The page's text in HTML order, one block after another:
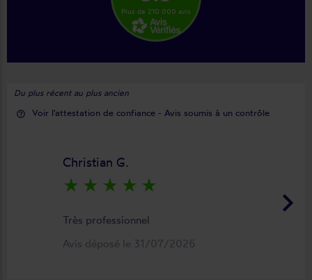
Plus de 210 000 avis
Du plus récent au plus ancien
help_outline Voir l'attestation de confiance - Avis soumis à un contrôle
keyboard_arrow_right
Christian G.
star_rate star_rate star_rate star_rate star_rate
Très professionnel
Avis déposé le 31/07/2026